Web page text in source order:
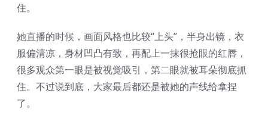
住。
她直播的时候，画面风格也比较“上头”，半身出镜，衣
服偏清凉，身材凹凸有致，再配上一抹很抢眼的红唇，
很多观众第一眼是被视觉吸引，第二眼就被耳朵彻底抓
住。不过说到底，大家最后都还是被她的声线给拿捏
了。